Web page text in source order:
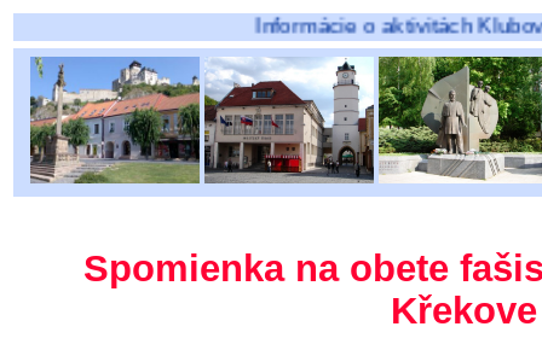
Informácie o aktivitách Klubov
Spomienka na obete
Křekove